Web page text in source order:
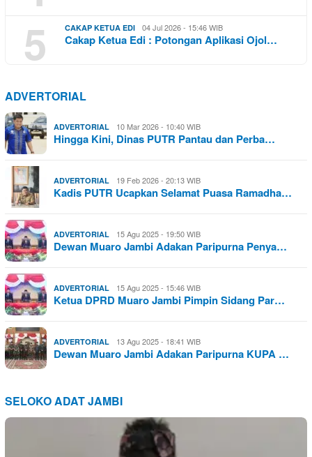
5 CAKAP KETUA EDI 04 Jul 2026 - 15:46 WIB
Cakap Ketua Edi : Potongan Aplikasi Ojol…
ADVERTORIAL
ADVERTORIAL 10 Mar 2026 - 10:40 WIB
Hingga Kini, Dinas PUTR Pantau dan Perba…
ADVERTORIAL 19 Feb 2026 - 20:13 WIB
Kadis PUTR Ucapkan Selamat Puasa Ramadha…
ADVERTORIAL 15 Agu 2025 - 19:50 WIB
Dewan Muaro Jambi Adakan Paripurna Penya…
ADVERTORIAL 15 Agu 2025 - 15:46 WIB
Ketua DPRD Muaro Jambi Pimpin Sidang Par…
ADVERTORIAL 13 Agu 2025 - 18:41 WIB
Dewan Muaro Jambi Adakan Paripurna KUPA …
SELOKO ADAT JAMBI